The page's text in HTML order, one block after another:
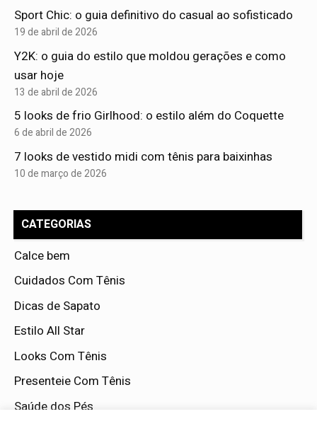
Sport Chic: o guia definitivo do casual ao sofisticado
19 de abril de 2026
Y2K: o guia do estilo que moldou gerações e como
usar hoje
13 de abril de 2026
5 looks de frio Girlhood: o estilo além do Coquette
6 de abril de 2026
7 looks de vestido midi com tênis para baixinhas
10 de março de 2026
CATEGORIAS
Calce bem
Cuidados Com Tênis
Dicas de Sapato
Estilo All Star
Looks Com Tênis
Presenteie Com Tênis
Saúde dos Pés